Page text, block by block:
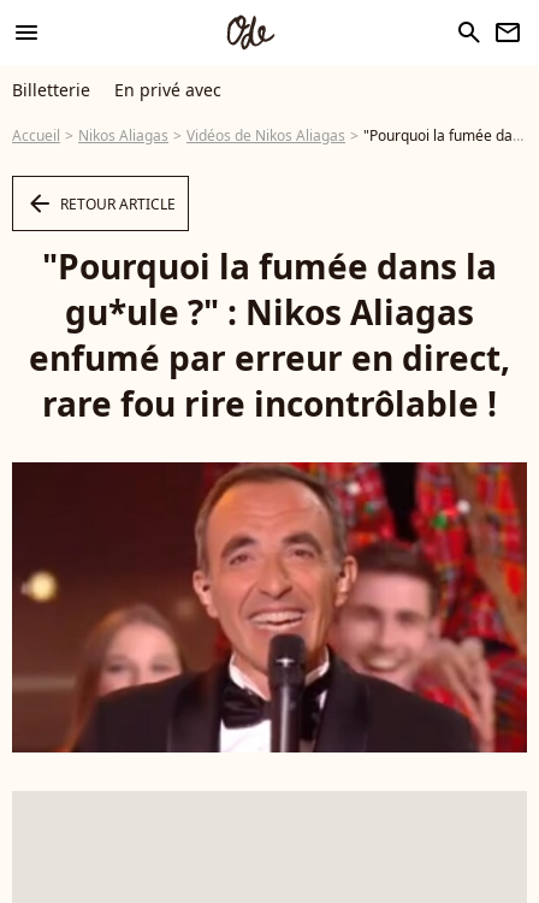
menu search newsletter
Billetterie En privé avec
Accueil Nikos Aliagas Vidéos de Nikos Aliagas "Pourquoi la fumée dans la gu*ule ?" : Nikos Aliagas enfumé par erreur en direct, rare fou rire incontrôlable ! - Vidéo
arrow_left RETOUR ARTICLE
"Pourquoi la fumée dans la
gu*ule ?" : Nikos Aliagas
enfumé par erreur en direct,
rare fou rire incontrôlable !